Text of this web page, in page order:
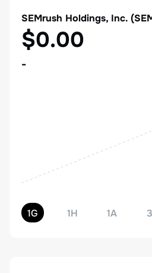
SEMrush Holdings, Inc. (
$0.00
-
1G 1H 1A